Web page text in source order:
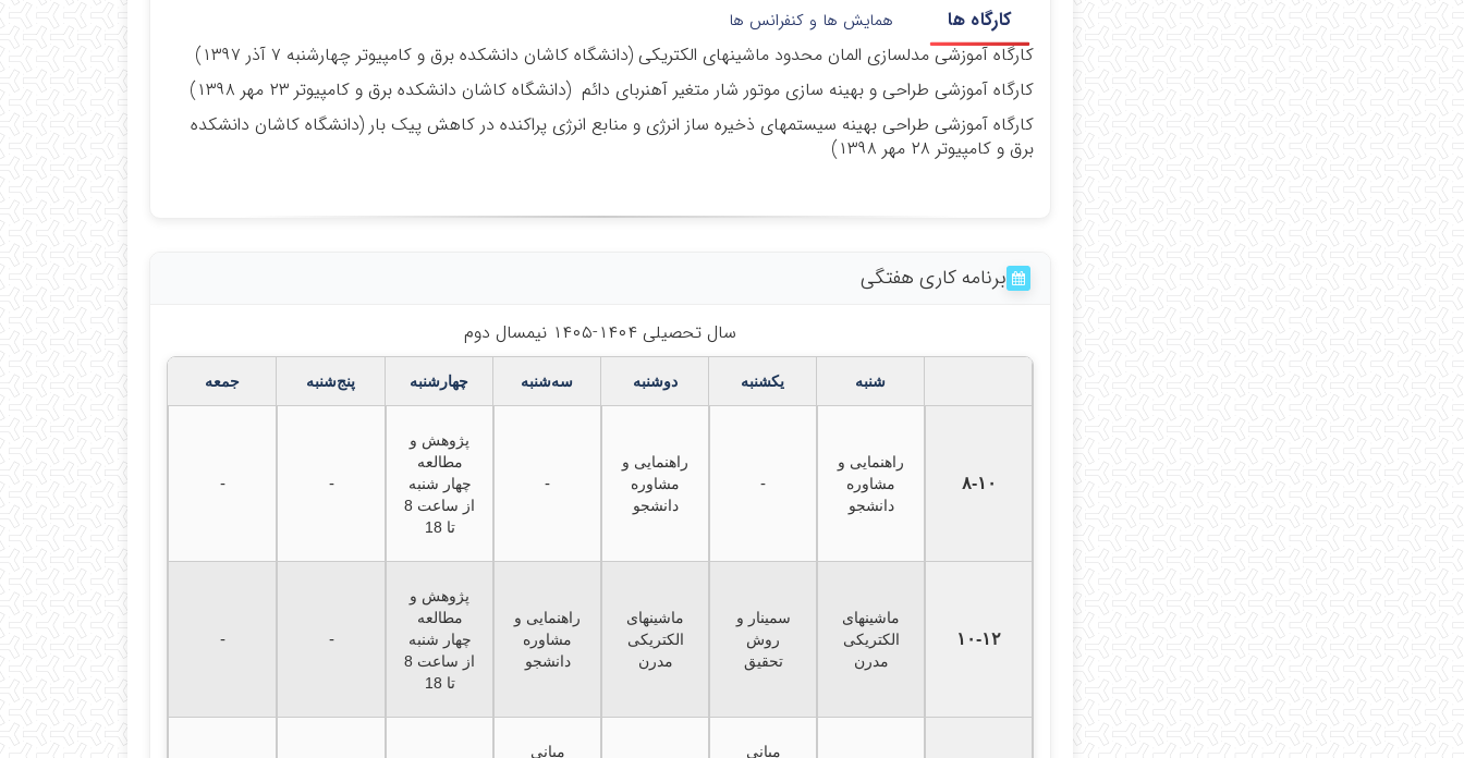
کارگاه ها همایش ها و کنفرانس ها
کارگاه آموزشی مدلسازی المان محدود ماشینهای الکتریکی (دانشگاه کاشان دانشکده برق و کامپیوتر چهارشنبه ۷ آذر ۱۳۹۷)
کارگاه آموزشی طراحی و بهینه سازی موتور شار متغیر آهنربای دائم (دانشگاه کاشان دانشکده برق و کامپیوتر ۲۳ مهر ۱۳۹۸)
کارگاه آموزشی طراحی بهینه سیستمهای ذخیره ساز انرژی و منابع انرژی پراکنده در کاهش پیک بار (دانشگاه کاشان دانشکده
برق و کامپیوتر ۲۸ مهر ۱۳۹۸)
برنامه کاری هفتگی
سال تحصیلی ۱۴۰۴-۱۴۰۵ نیمسال دوم
شنبه یکشنبه دوشنبه سه‌شنبه چهارشنبه پنج‌شنبه جمعه
۸-۱۰
راهنمایی و
مشاوره
دانشجو
-
راهنمایی و
مشاوره
دانشجو
-
پژوهش و
مطالعه
چهار شنبه
از ساعت 8
تا 18
-
-
۱۰-۱۲
ماشینهای
الکتریکی
مدرن
سمینار و
روش
تحقیق
ماشینهای
الکتریکی
مدرن
راهنمایی و
مشاوره
دانشجو
پژوهش و
مطالعه
چهار شنبه
از ساعت 8
تا 18
-
-
مبانی
مبانی